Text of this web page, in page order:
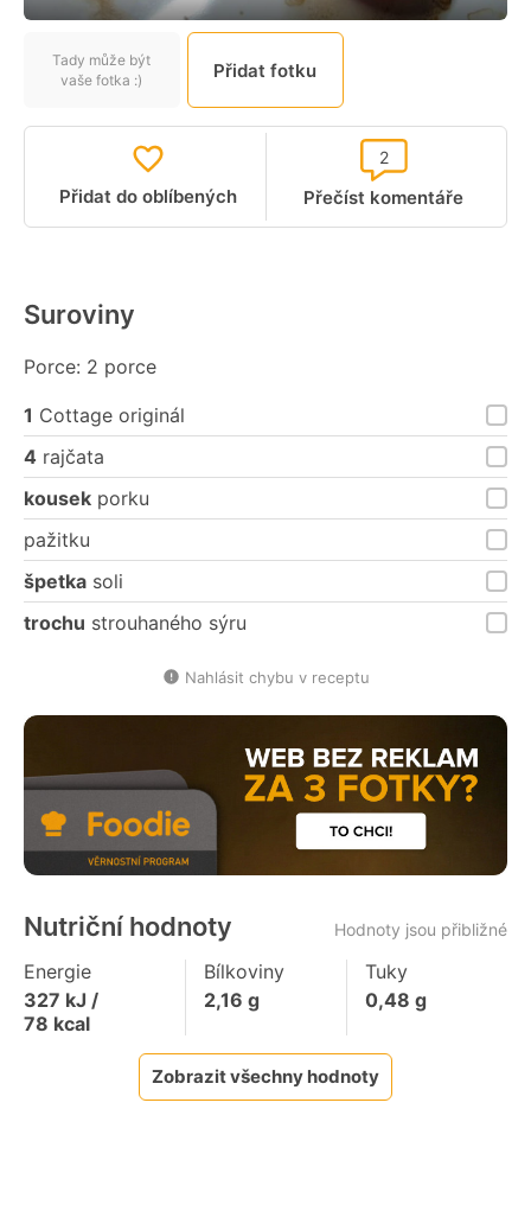
Tady může být
vaše fotka :)
Přidat fotku
Přidat do oblíbených Přečíst komentáře
2
Suroviny
Porce: 2 porce
1 Cottage originál
4 rajčata
kousek porku
pažitku
špetka soli
trochu strouhaného sýru
Nahlásit chybu v receptu
Nutriční hodnoty Hodnoty jsou přibližné
Energie
327 kJ /
78 kcal
Bílkoviny
2,16 g
Tuky
0,48 g
Zobrazit všechny hodnoty